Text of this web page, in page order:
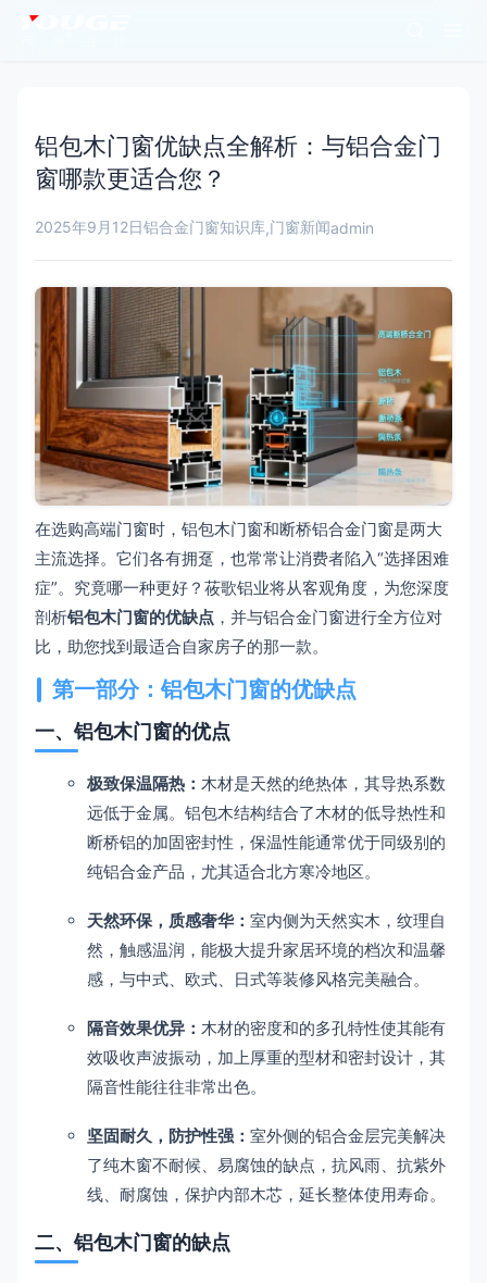
铝包木门窗优缺点全解析：与铝合金门
窗哪款更适合您？
2025年9月12日铝合金门窗知识库,门窗新闻admin
在选购高端门窗时，铝包木门窗和断桥铝合金门窗是两大
主流选择。它们各有拥趸，也常常让消费者陷入“选择困难
症”。究竟哪一种更好？莜歌铝业将从客观角度，为您深度
剖析铝包木门窗的优缺点 ，并与铝合金门窗进行全方位对
比，助您找到最适合自家房子的那一款。
第一部分：铝包木门窗的优缺点
一、铝包木门窗的优点
极致保温隔热： 木材是天然的绝热体，其导热系数
远低于金属。铝包木结构结合了木材的低导热性和
断桥铝的加固密封性，保温性能通常优于同级别的
纯铝合金产品，尤其适合北方寒冷地区。
天然环保，质感奢华： 室内侧为天然实木，纹理自
然，触感温润，能极大提升家居环境的档次和温馨
感，与中式、欧式、日式等装修风格完美融合。
隔音效果优异： 木材的密度和的多孔特性使其能有
效吸收声波振动，加上厚重的型材和密封设计，其
隔音性能往往非常出色。
坚固耐久，防护性强： 室外侧的铝合金层完美解决
了纯木窗不耐候、易腐蚀的缺点，抗风雨、抗紫外
线、耐腐蚀，保护内部木芯，延长整体使用寿命。
二、铝包木门窗的缺点